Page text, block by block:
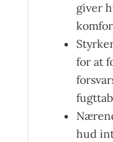
giver
for at
hud